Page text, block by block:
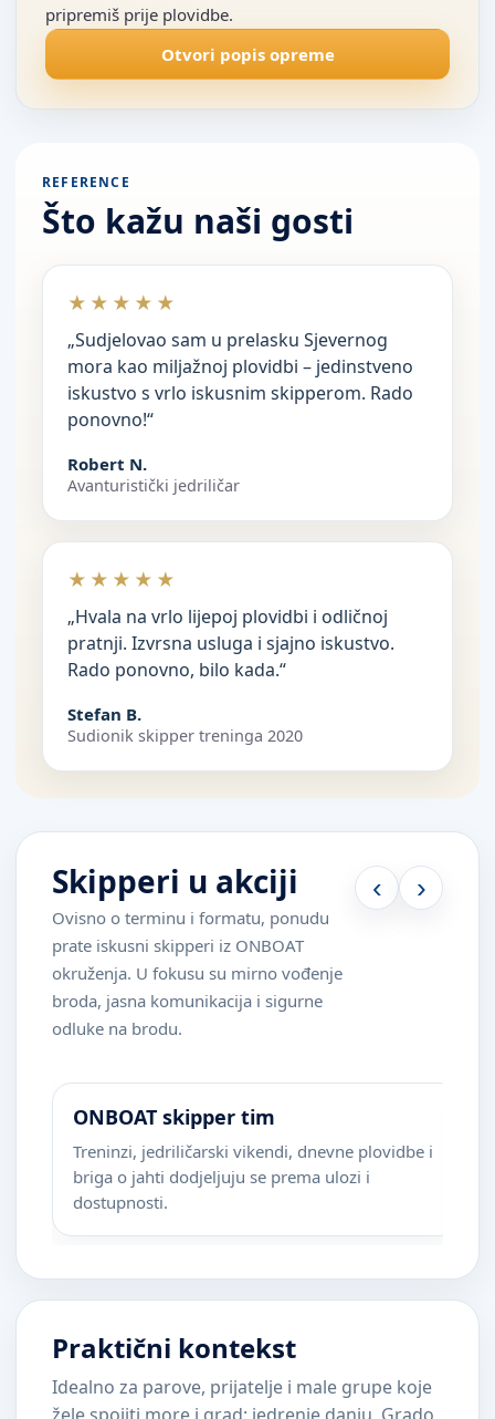
pripremiš prije plovidbe.
Otvori popis opreme
REFERENCE
Što kažu naši gosti
★★★★★
„Sudjelovao sam u prelasku Sjevernog
mora kao miljažnoj plovidbi – jedinstveno
iskustvo s vrlo iskusnim skipperom. Rado
ponovno!“
Robert N.
Avanturistički jedriličar
★★★★★
„Hvala na vrlo lijepoj plovidbi i odličnoj
pratnji. Izvrsna usluga i sjajno iskustvo.
Rado ponovno, bilo kada.“
Stefan B.
Sudionik skipper treninga 2020
Skipperi u akciji
Ovisno o terminu i formatu, ponudu
prate iskusni skipperi iz ONBOAT
okruženja. U fokusu su mirno vođenje
broda, jasna komunikacija i sigurne
odluke na brodu.
‹ ›
ONBOAT skipper tim
Treninzi, jedriličarski vikendi, dnevne plovidbe i
briga o jahti dodjeljuju se prema ulozi i
dostupnosti.
Praktični kontekst
Idealno za parove, prijatelje i male grupe koje